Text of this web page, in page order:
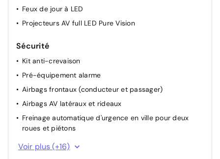
Feux de jour à LED
Projecteurs AV full LED Pure Vision
Sécurité
Kit anti-crevaison
Pré-équipement alarme
Airbags frontaux (conducteur et passager)
Airbags AV latéraux et rideaux
Freinage automatique d'urgence en ville pour deux
roues et piétons
ABS avec aide au freinage d'urgence
Voir plus (+16)